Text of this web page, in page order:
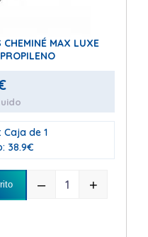
CHEMINÉ MAX LUXE
de 1
38.9€
DISPENSADOR
– +